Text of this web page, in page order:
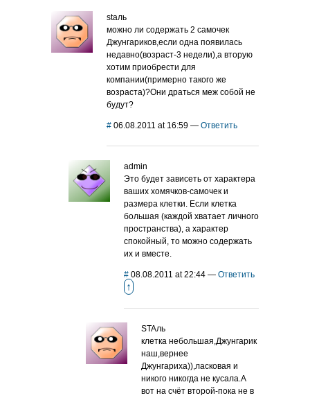
staль
можно ли содержать 2 самочек
Джунгариков,если одна появилась
недавно(возраст-3 недели),а вторую
хотим приобрести для
компании(примерно такого же
возраста)?Они драться меж собой не
будут?
# 06.08.2011 at 16:59 — Ответить
admin
Это будет зависеть от характера
ваших хомячков-самочек и
размера клетки. Если клетка
большая (каждой хватает личного
пространства), а характер
спокойный, то можно содержать
их и вместе.
# 08.08.2011 at 22:44 — Ответить
↑
STAль
клетка небольшая,Джунгарик
наш,вернее
Джунгариха)),ласковая и
никого никогда не кусала.А
вот на счёт второй-пока не в